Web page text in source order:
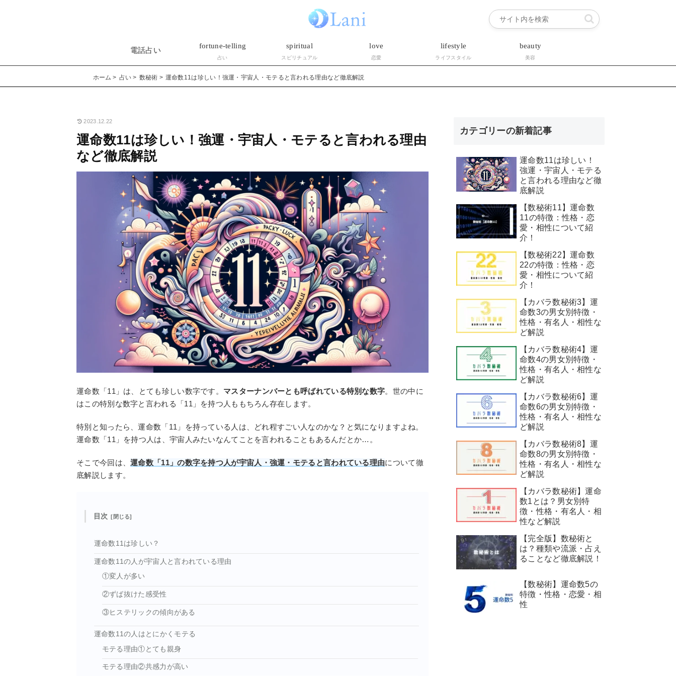
電話占い
fortune-telling
占い
spiritual
スピリチュアル
love
恋愛
lifestyle
ライフスタイル
beauty
美容
ホーム 占い 数秘術 運命数11は珍しい！強運・宇宙人・モテると言われる理由など徹底解説
2023.12.22
運命数11は珍しい！強運・宇宙人・モテると言われる理由
など徹底解説
運命数「11」は、とても珍しい数字です。 マスターナンバーとも呼ばれている特別な数字。世の中に
はこの特別な数字と言われる「11」を持つ人ももちろん存在します。
特別と知ったら、運命数「11」を持っている人は、どれ程すごい人なのかな？と気になりますよね。
運命数「11」を持つ人は、宇宙人みたいなんてことを言われることもあるんだとか…。
そこで今回は、運命数「11」の数字を持つ人が宇宙人・強運・モテると言われている理由について徹
底解説します。
目次
運命数11は珍しい？
運命数11の人が宇宙人と言われている理由
①変人が多い
②ずば抜けた感受性
③ヒステリックの傾向がある
運命数11の人はとにかくモテる
モテる理由①とても親身
モテる理由②共感力が高い
カテゴリーの新着記事
運命数11は珍しい！
強運・宇宙人・モテる
と言われる理由など徹
底解説
【数秘術11】運命数
11の特徴：性格・恋
愛・相性について紹
介！
【数秘術22】運命数
22の特徴：性格・恋
愛・相性について紹
介！
【カバラ数秘術3】運
命数3の男女別特徴・
性格・有名人・相性な
ど解説
【カバラ数秘術4】運
命数4の男女別特徴・
性格・有名人・相性な
ど解説
【カバラ数秘術6】運
命数6の男女別特徴・
性格・有名人・相性な
ど解説
【カバラ数秘術8】運
命数8の男女別特徴・
性格・有名人・相性な
ど解説
【カバラ数秘術】運命
数1とは？男女別特
徴・性格・有名人・相
性など解説
【完全版】数秘術と
は？種類や流派・占え
ることなど徹底解説！
【数秘術】運命数5の
特徴・性格・恋愛・相
性